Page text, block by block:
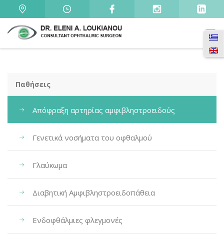
Παθήσεις
Απόφραξη αρτηρίας αμφιβληστροειδούς
Γενετικά νοσήματα του οφθαλμού
Γλαύκωμα
Διαβητική Αμφιβληστροειδοπάθεια
Ενδοφθάλμιες φλεγμονές